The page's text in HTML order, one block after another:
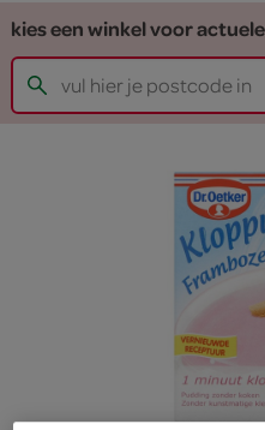
kies een winkel voor